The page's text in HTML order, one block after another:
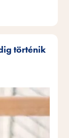
történik